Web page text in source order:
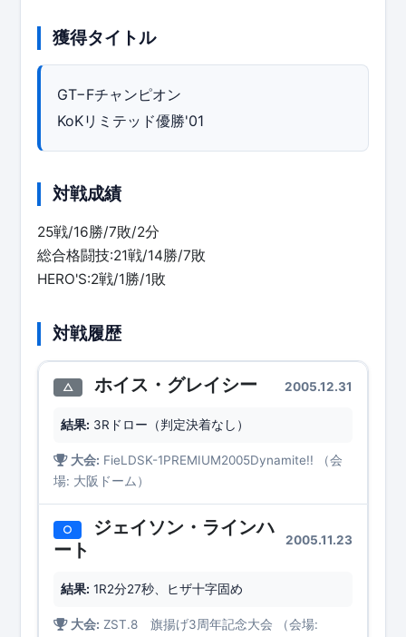
獲得タイトル
GT−Fチャンピオン
KoKリミテッド優勝'01
対戦成績
25戦/16勝/7敗/2分
総合格闘技:21戦/14勝/7敗
HERO'S:2戦/1勝/1敗
対戦履歴
△ ホイス・グレイシー 2005.12.31
結果: 3Rドロー（判定決着なし）
大会: FieLDSK-1PREMIUM2005Dynamite!! （会
場: 大阪ドーム）
○
ジェイソン・ラインハ
ート
2005.11.23
結果: 1R2分27秒、ヒザ十字固め
大会: ZST.8 旗揚げ3周年記念大会 （会場: